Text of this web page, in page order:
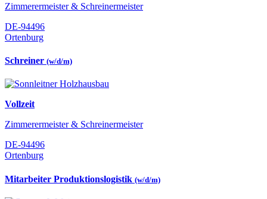
Zimmerermeister & Schreinermeister
DE-94496
Ortenburg
Schreiner (w/d/m)
Vollzeit
Zimmerermeister & Schreinermeister
DE-94496
Ortenburg
Mitarbeiter Produktionslogistik (w/d/m)